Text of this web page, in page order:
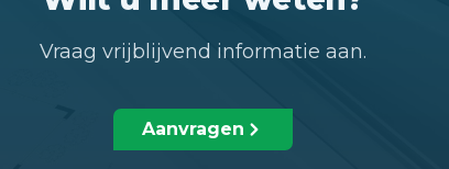
Vraag vrijblijvend informatie aan.
Aanvragen